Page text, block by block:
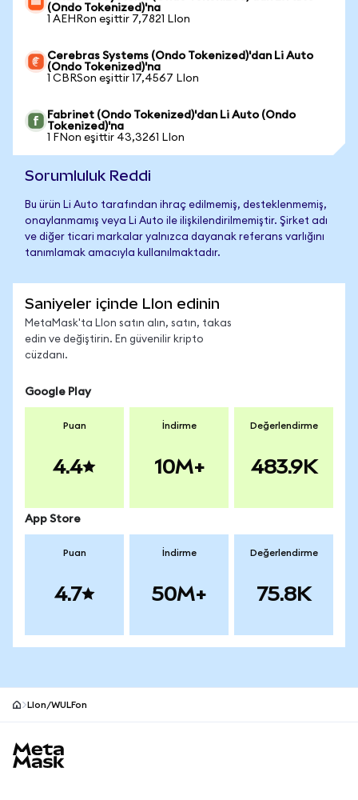
(Ondo Tokenized)'na
1 AEHRon eşittir 7,7821 LIon
Cerebras Systems (Ondo Tokenized)'dan Li Auto
(Ondo Tokenized)'na
1 CBRSon eşittir 17,4567 LIon
Fabrinet (Ondo Tokenized)'dan Li Auto (Ondo
Tokenized)'na
1 FNon eşittir 43,3261 LIon
Sorumluluk Reddi
Bu ürün Li Auto tarafından ihraç edilmemiş, desteklenmemiş,
onaylanmamış veya Li Auto ile ilişkilendirilmemiştir. Şirket adı
ve diğer ticari markalar yalnızca dayanak referans varlığını
tanımlamak amacıyla kullanılmaktadır.
Saniyeler içinde LIon edinin
MetaMask'ta LIon satın alın, satın, takas
edin ve değiştirin. En güvenilir kripto
cüzdanı.
Google Play
Puan
4.4
İndirme
10M+
Değerlendirme
483.9K
App Store
Puan
4.7
İndirme
50M+
Değerlendirme
75.8K
LIon/WULFon